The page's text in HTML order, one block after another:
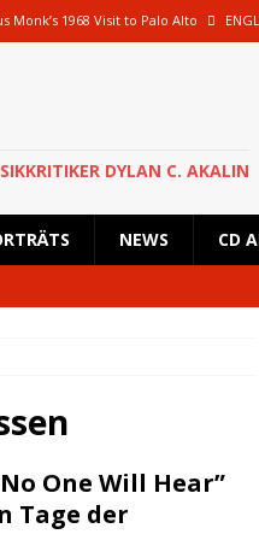
Monk’s 1968 Visit to Palo Alto
Creole and the Coconuts und
italienische Fans machen den
DYLAN C. AKALIN
NEWS CD
One Will Hear”
Tage der